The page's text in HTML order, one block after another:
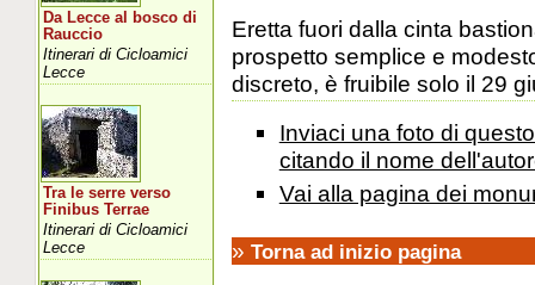
Eretta fuori dalla cinta
prospetto semplice e
discreto, è fruibile solo il 29
Inviaci una foto di
citando il nome
Vai alla pagina dei
» Torna ad inizio pagina
Da Lecce al bosco di
Rauccio
Itinerari di Cicloamici
Lecce
Tra le serre verso
Finibus Terrae
Itinerari di Cicloamici
Lecce